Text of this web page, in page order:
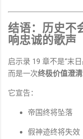
结语：历史不
响忠诚的歌声
启示录 19 章不是“末日
而是一次终极价值澄清
它宣告：
帝国终将坠落
假神迹终将失效